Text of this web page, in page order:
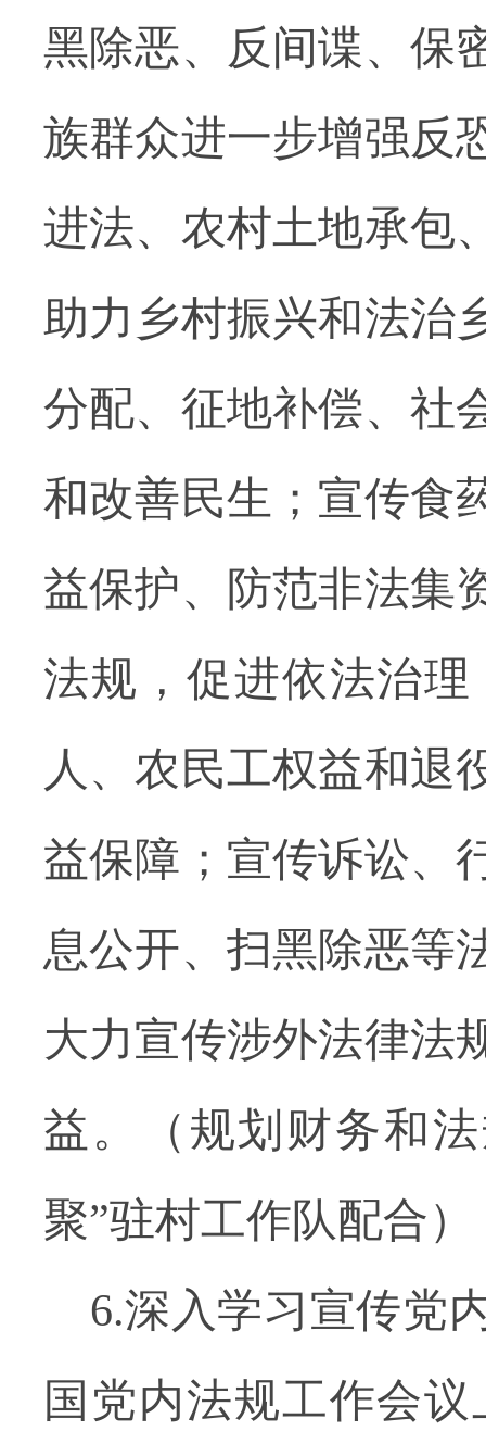
黑除恶、反间谍、保
族群众进一步增强反
进法、农村土地承包
助力乡村振兴和法治
分配、征地补偿、社
和改善民生；宣传食
益保护、防范非法集
法规，促进依法治
人、农民工权益和退
益保障；宣传诉讼、
息公开、扫黑除恶等
大力宣传涉外法律法
益。（规划财务和
聚”驻村工作队配合）
6.深入学习宣传党
国党内法规工作会